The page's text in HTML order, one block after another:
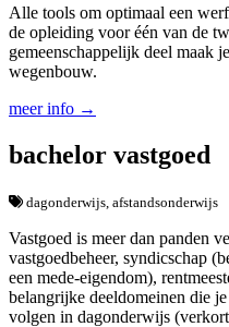
Alle tools om optimaal een
de opleiding voor één van de
gemeenschappelijk deel maak
wegenbouw.
meer info →
bachelor vastgoed
dagonderwijs, afstandsonderwijs
Vastgoed is meer dan panden
vastgoedbeheer, syndicschap
een mede-eigendom),
belangrijke deeldomeinen die
volgen in dagonderwijs